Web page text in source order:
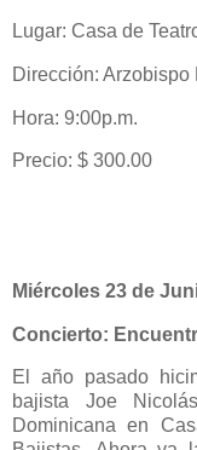
Lugar: Casa de
Dirección: Arzobispo
Hora: 9:00p.m.
Precio: $ 300.00
Miércoles 23 de
Concierto:
El año pasado
bajista Joe
Dominicana en